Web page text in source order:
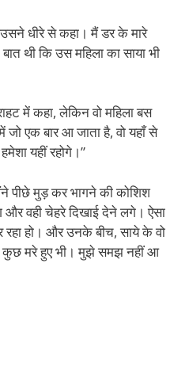
धीरे से कहा। मैं डर के मारे
थी कि उस महिला का साया भी
में कहा, लेकिन वो महिला बस
जो एक बार आ जाता है, वो यहाँ से
यहीं रहोगे।”
पीछे मुड़ कर भागने की कोशिश
और वही चेहरे दिखाई देने लगे। ऐसा
रहा हो। और उनके बीच, साये के वो
मरे हुए भी। मुझे समझ नहीं आ